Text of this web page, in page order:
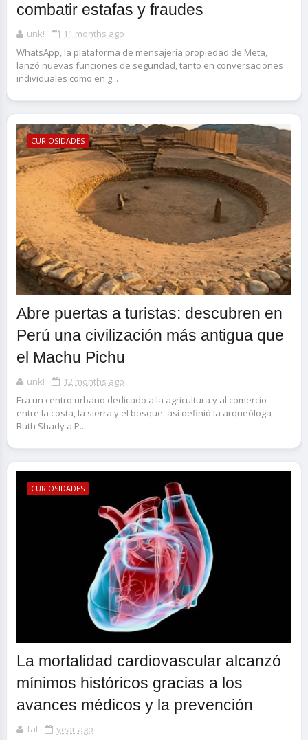
combatir estafas y fraudes
unk!
11 months ago
WhatsApp, la plataforma de mensajería propiedad de Meta,
lanzó nuevas funciones de seguridad, tanto en conversaciones
individuales como en g...
CURIOSIDADES
Abre puertas a turistas: descubren en
Perú una civilización más antigua que
el Machu Pichu
unk!
12 months ago
Era un centro urbano dedicado a la agricultura y al comercio
entre la costa, la sierra y el bosque: así definió la arqueóloga
Ruth Shady a P...
CURIOSIDADES
La mortalidad cardiovascular alcanzó
mínimos históricos gracias a los
avances médicos y la prevención
fal year ago